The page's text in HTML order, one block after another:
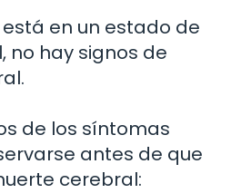
en un estado de
no hay signos de
de los síntomas
antes de que
cerebral: